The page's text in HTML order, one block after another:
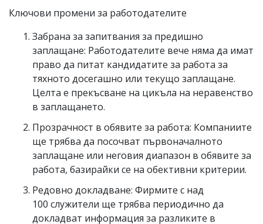
Ключови промени за работодателите
Забрана за запитвания за предишно
заплащане: Работодателите вече няма да имат
право да питат кандидатите за работа за
тяхното досегашно или текущо заплащане.
Целта е прекъсване на цикъла на неравенство
в заплащането.
Прозрачност в обявите за работа: Компаниите
ще трябва да посочват първоначалното
заплащане или неговия диапазон в обявите за
работа, базирайки се на обективни критерии.
Редовно докладване: Фирмите с над
100 служители ще трябва периодично да
докладват информация за разликите в